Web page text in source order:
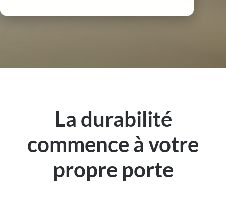
La durabilité
commence à votre
propre porte